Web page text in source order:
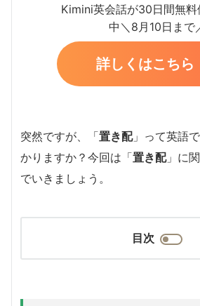
Kimini英会話が30日間無料
中＼8月10日まで
詳しくはこちら
突然ですが、「置き配」って英語
かりますか？今回は「置き配」に
でいきましょう。
目次